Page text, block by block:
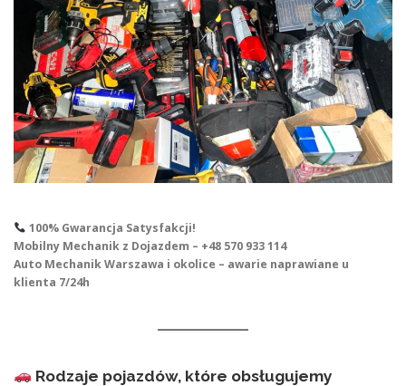
100% Gwarancja Satysfakcji!
Mobilny Mechanik z Dojazdem – +48 570 933 114
Auto Mechanik Warszawa i okolice – awarie naprawiane u
klienta 7/24h
Rodzaje pojazdów, które obsługujemy